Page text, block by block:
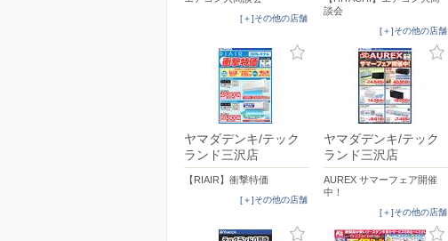
[＋]その他の店舗
談会
[＋]その他の店舗
ヤマダデンキ/テック
ランド三沢店
【RIAIR】衝撃特価
[＋]その他の店舗
ヤマダデンキ/テック
ランド三沢店
AUREX サマーフェア開催
中！
[＋]その他の店舗